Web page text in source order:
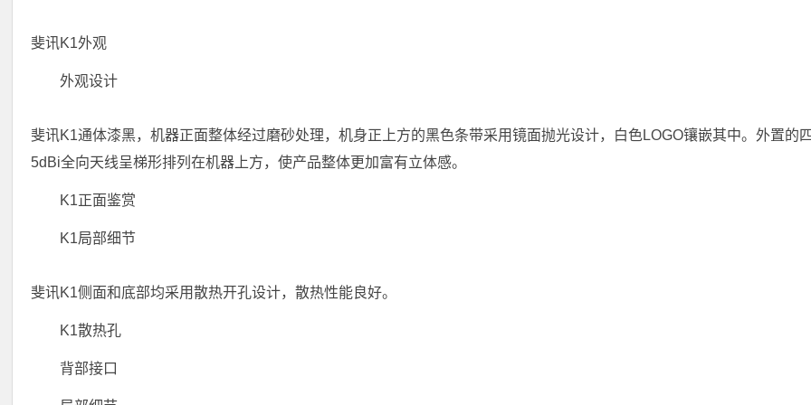
斐讯K1外观
外观设计
斐讯K1通体漆黑，机器正面整体经过磨砂处理，机身正上方的黑色条带采用镜面抛光设计，白色LOGO镶嵌其中。外置的
5dBi全向天线呈梯形排列在机器上方，使产品整体更加富有立体感。
K1正面鉴赏
K1局部细节
斐讯K1侧面和底部均采用散热开孔设计，散热性能良好。
K1散热孔
背部接口